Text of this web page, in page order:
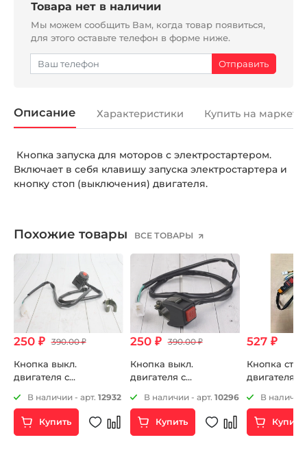
Товара нет в наличии
Мы можем сообщить Вам, когда товар появиться,
для этого оставьте телефон в форме ниже.
Описание Характеристики Купить на
Кнопка запуска для моторов с электростартером.
Включает в себя клавишу запуска электростартера и
кнопку стоп (выключения) двигателя.
Похожие товары ВСЕ ТОВАРЫ
250 ₽ 390.00 ₽
Кнопка выкл.
двигателя с
круглая
В наличии - арт. 12932
Купить
250 ₽ 390.00 ₽
Кнопка выкл.
двигателя с
квадратная
В наличии - арт. 10296
Купить
527 ₽
Кнопка
двигателя
В наличии
Купить